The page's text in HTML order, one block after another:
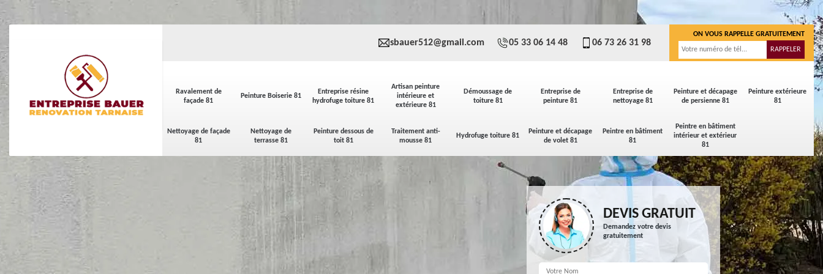
Ravalement de
façade 81
Peinture Boiserie 81
Entreprise résine
hydrofuge toiture 81
Artisan peinture
intérieure et
extérieure 81
Démoussage de
toiture 81
Entreprise de
peinture 81
Entreprise de
nettoyage 81
Peinture et décapage
de persienne 81
Peinture extérieure
81
Nettoyage de façade
81
Nettoyage de
terrasse 81
Peinture dessous de
toit 81
Traitement anti-
mousse 81
Hydrofuge toiture 81
Peinture et décapage
de volet 81
Peintre en bâtiment
81
Peintre en bâtiment
intérieur et extérieur
81
sbauer512@gmail.com 05 33 06 14 48 06 73 26 31 98
ON VOUS RAPPELLE GRATUITEMENT
DEVIS GRATUIT
Demandez votre devis
gratuitement